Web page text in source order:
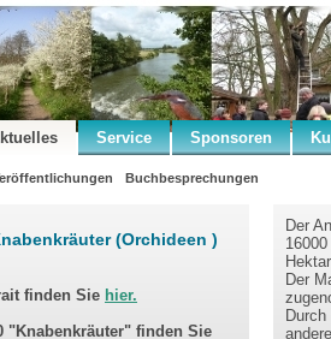
Service Sponsoren
Buchbesprechungen
(Orchideen )
finden Sie hier.
"Knabenkräuter" finden Sie
Der
Der